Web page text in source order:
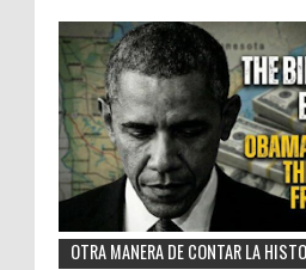
OTRA MANERA DE CONTAR LA